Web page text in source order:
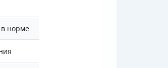
в норме